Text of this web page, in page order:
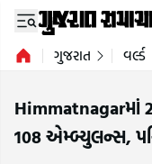
ગુજરાત વર્લ્ડ
Himmatnagarમાં
108 એમ્બ્યુલન્સ,